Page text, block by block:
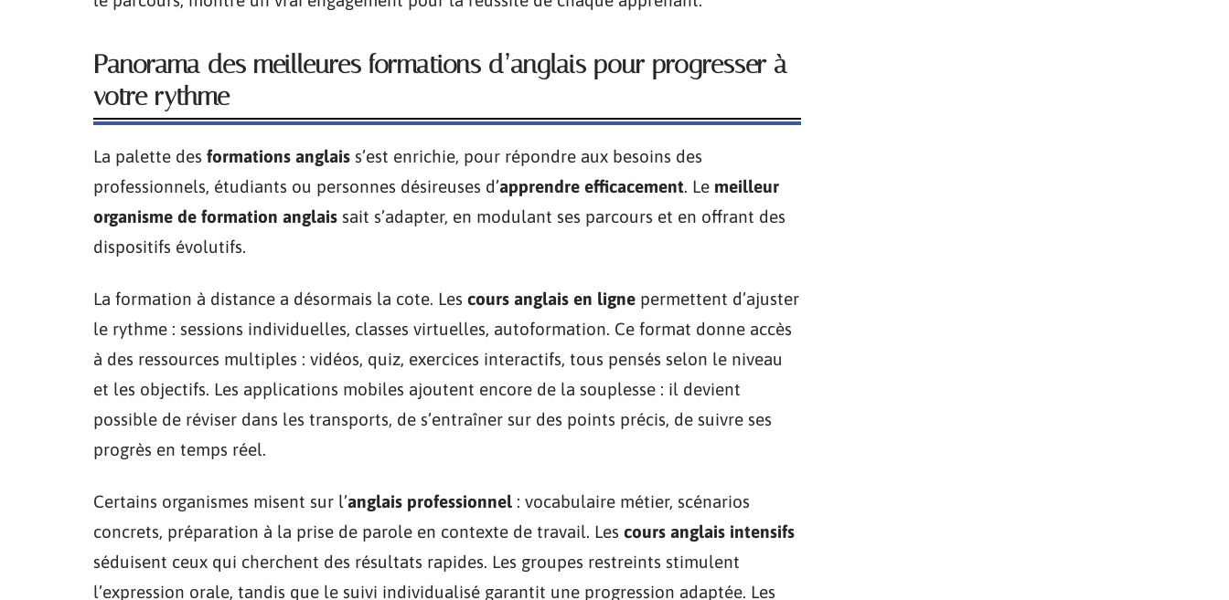
Panorama des meilleures formations d’anglais pour progresser à
votre rythme
La palette des formations anglais s’est enrichie, pour répondre aux besoins des
professionnels, étudiants ou personnes désireuses d’apprendre efficacement. Le meilleur
organisme de formation anglais sait s’adapter, en modulant ses parcours et en offrant des
dispositifs évolutifs.
La formation à distance a désormais la cote. Les cours anglais en ligne permettent d’ajuster
le rythme : sessions individuelles, classes virtuelles, autoformation. Ce format donne accès
à des ressources multiples : vidéos, quiz, exercices interactifs, tous pensés selon le niveau
et les objectifs. Les applications mobiles ajoutent encore de la souplesse : il devient
possible de réviser dans les transports, de s’entraîner sur des points précis, de suivre ses
progrès en temps réel.
Certains organismes misent sur l’anglais professionnel : vocabulaire métier, scénarios
concrets, préparation à la prise de parole en contexte de travail. Les cours anglais intensifs
séduisent ceux qui cherchent des résultats rapides. Les groupes restreints stimulent
l’expression orale, tandis que le suivi individualisé garantit une progression adaptée. Les